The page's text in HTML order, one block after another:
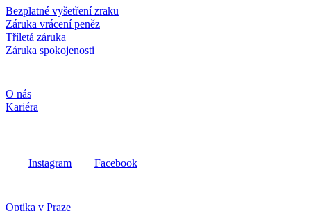
Bezplatné vyšetření zraku
Záruka vrácení peněz
Tříletá záruka
Záruka spokojenosti
O nás
Kariéra
Instagram Facebook
Optika v Praze